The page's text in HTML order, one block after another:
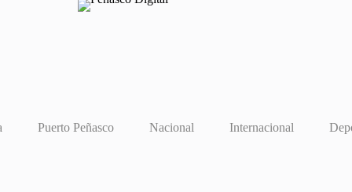
Puerto Peñasco Nacional Internacional